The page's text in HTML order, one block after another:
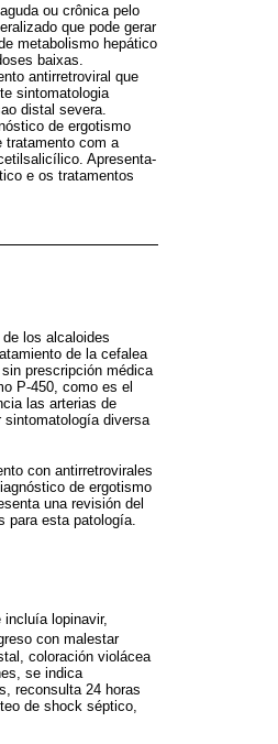
ou crônica pelo
que pode gerar
metabolismo hepático
baixas.
antirretroviral que
sintomatologia
distal severa.
de ergotismo
tratamento com a
Apresenta-
e os tratamentos
los alcaloides
de la cefalea
prescripción médica
P-450, como es el
las arterias de
sintomatología diversa
con antirretrovirales
de ergotismo
una revisión del
para esta patología.
incluía lopinavir,
con malestar
coloración violácea
se indica
reconsulta 24 horas
de shock séptico,